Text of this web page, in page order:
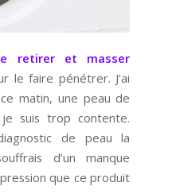
retirer et masser
le faire pénétrer. J’ai
matin, une peau de
suis trop contente.
de peau la
d’un manque
que ce produit